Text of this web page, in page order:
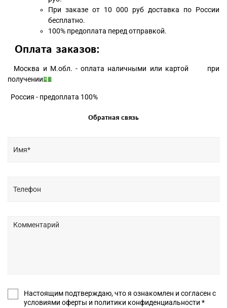
При заказе от 10 000 руб доставка по России
бесплатно.
100% предоплата перед отправкой.
Оплата заказов:
Москва и М.обл. - оплата наличными или картой при
получении💵
Россия - предоплата 100%
Обратная связь
Настоящим подтверждаю, что я ознакомлен и согласен с
условиями оферты и политики конфиденциальности *